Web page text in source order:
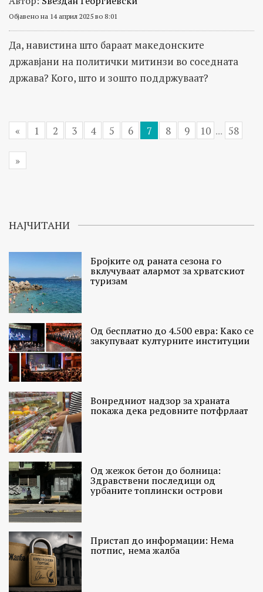
Објавено на 14 април 2025 во 8:01
Да, навистина што бараат македонските
државјани на политички митинзи во соседната
држава? Кого, што и зошто поддржуваат?
« 1 2 3 4 5 6 7 8 9 10 ... 58
»
НАЈЧИТАНИ
Бројките од раната сезона го
вклучуваат алармот за хрватскиот
туризам
Од бесплатно до 4.500 евра: Како се
закупуваат културните институции
Вонредниот надзор за храната
покажа дека редовните потфрлаат
Од жежок бетон до болница:
Здравствени последици од
урбаните топлински острови
Пристап до информации: Нема
потпис, нема жалба